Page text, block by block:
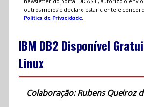
outros meios e declaro estar ciente e
Política de Privacidade.
IBM DB2 Disponível
Linux
Colaboração: Rubens Queiroz